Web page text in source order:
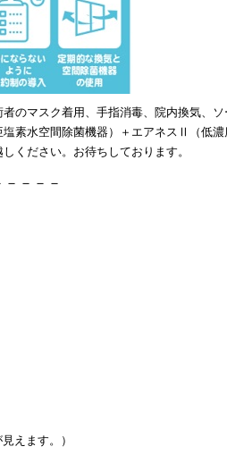
のマスク着用、手指消毒、院内換気、
素水空間除菌機器）＋エアネスⅡ（低濃
ください。お待ちしております。
－－－
えます。）